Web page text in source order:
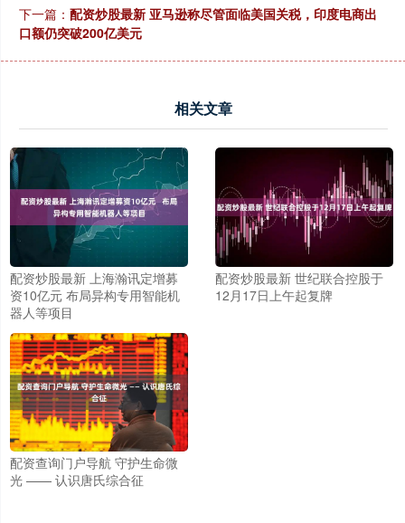
下一篇： 配资炒股最新 亚马逊称尽管面临美国关税，印度电商出
口额仍突破200亿美元
相关文章
配资炒股最新 上海瀚讯定增募
资10亿元 布局异构专用智能机
器人等项目
配资炒股最新 世纪联合控股于
12月17日上午起复牌
配资查询门户导航 守护生命微
光 —— 认识唐氏综合征